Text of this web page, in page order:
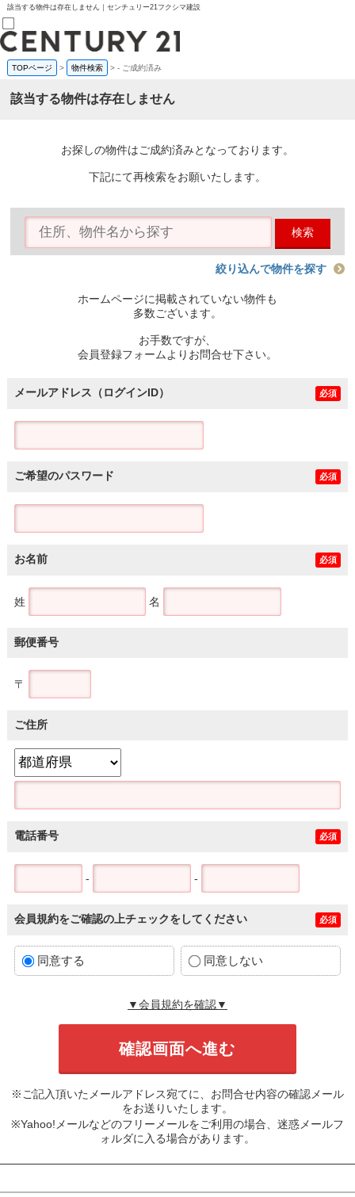
該当する物件は存在しません｜センチュリー21フクシマ建設
売買部
0120-800-844
賃貸部
会員メニュー
物件を探す
購入TOP
条件から探す
住宅ローン控除シミュレータ
TOPページ > 物件検索 >- ご成約済み
該当する物件は存在しません
お探しの物件はご成約済みとなっております。
下記にて再検索をお願いたします。
検索
絞り込んで物件を探す
ホームページに掲載されていない物件も
多数ございます。
お手数ですが、
会員登録フォームよりお問合せ下さい。
メールアドレス（ログインID） 必須
ご希望のパスワード 必須
お名前 必須
姓 名
郵便番号
〒
ご住所
電話番号 必須
- -
会員規約をご確認の上チェックをしてください 必須
同意する 同意しない
▼会員規約を確認▼
※ご記入頂いたメールアドレス宛てに、お問合せ内容の確認メール
をお送りいたします。
※Yahoo!メールなどのフリーメールをご利用の場合、迷惑メールフ
ォルダに入る場合があります。